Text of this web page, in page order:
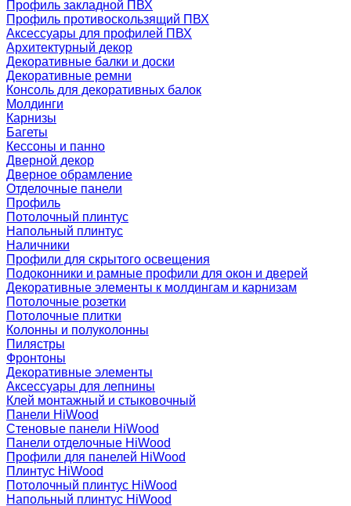
Профиль закладной ПВХ
Профиль противоскользящий ПВХ
Аксессуары для профилей ПВХ
Архитектурный декор
Декоративные балки и доски
Декоративные ремни
Консоль для декоративных балок
Молдинги
Карнизы
Багеты
Кессоны и панно
Дверной декор
Дверное обрамление
Отделочные панели
Профиль
Потолочный плинтус
Напольный плинтус
Наличники
Профили для скрытого освещения
Подоконники и рамные профили для окон и дверей
Декоративные элементы к молдингам и карнизам
Потолочные розетки
Потолочные плитки
Колонны и полуколонны
Пилястры
Фронтоны
Декоративные элементы
Аксессуары для лепнины
Клей монтажный и стыковочный
Панели HiWood
Стеновые панели HiWood
Панели отделочные HiWood
Профили для панелей HiWood
Плинтус HiWood
Потолочный плинтус HiWood
Напольный плинтус HiWood